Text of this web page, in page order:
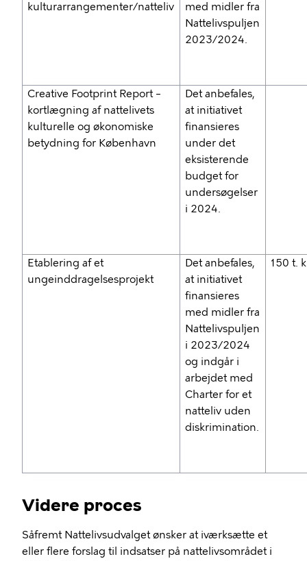
kulturarrangementer/natteliv
med midler fra
Nattelivspuljen
2023/2024.
Creative Footprint Report –
kortlægning af nattelivets
kulturelle og økonomiske
betydning for København
Det anbefales,
at initiativet
finansieres
under det
eksisterende
budget for
undersøgelser
i 2024.
Etablering af et
ungeinddragelsesprojekt
Det anbefales,
at initiativet
finansieres
med midler fra
Nattelivspuljen
i 2023/2024
og indgår i
arbejdet med
Charter for et
natteliv uden
diskrimination.
150 t.
Videre proces
Såfremt Nattelivsudvalget ønsker at iværksætte et
eller flere forslag til indsatser på nattelivsområdet i